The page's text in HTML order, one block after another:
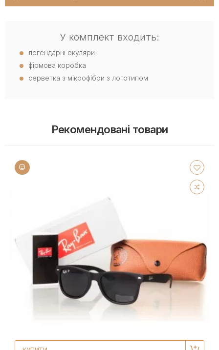
У комплект входить:
легендарні окуляри
фірмова коробка
серветка з мікрофібри з логотипом
Рекомендовані товари